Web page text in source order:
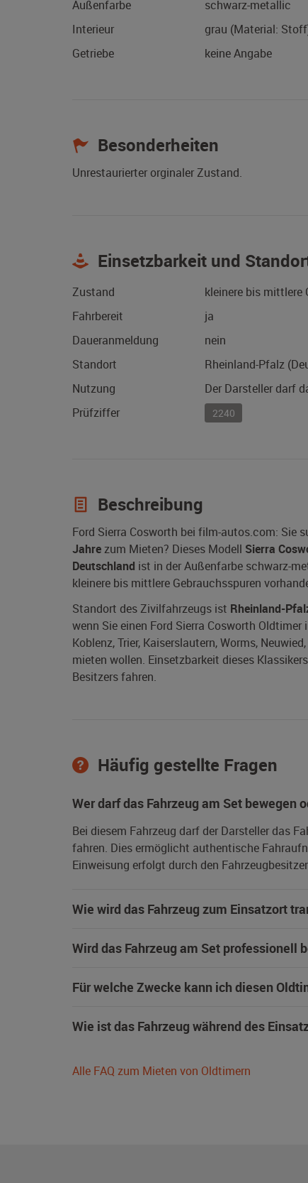
Außenfarbe
schwarz-metallic
Interieur
grau (Material:
Getriebe
keine Angabe
Besonderheiten
Unrestaurierter orginaler Zustand.
Einsetzbarkeit und
Zustand
kleinere bis mittlere
Fahrbereit
ja
Daueranmeldung
nein
Standort
Rheinland-Pfalz
Nutzung
Der Darsteller darf
Prüfziffer
2240
Beschreibung
Ford Sierra Cosworth bei film-autos.com: Sie
Jahrezum Mieten? Dieses Modell Sierra
Deutschland ist in der Außenfarbe schwarz-
kleinere bis mittlere Gebrauchsspuren
Standort des Zivilfahrzeugs ist Rheinland-
wenn Sie einen Ford Sierra Cosworth
Koblenz, Trier, Kaiserslautern, Worms,
mieten wollen. Einsetzbarkeit dieses
Besitzers fahren.
Häufig gestellte Fragen
Wer darf das Fahrzeug am Set bewegen
Bei diesem Fahrzeug darf der Darsteller das
fahren. Dies ermöglicht authentische
Einweisung erfolgt durch den
Wie wird das Fahrzeug zum Einsatzort
Wird das Fahrzeug am Set professionell
Für welche Zwecke kann ich diesen
Wie ist das Fahrzeug während des
Alle FAQ zum Mieten von Oldtimern